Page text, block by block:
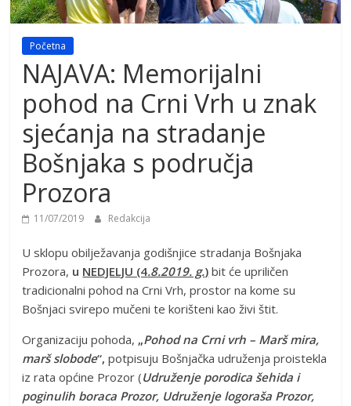
Početna
NAJAVA: Memorijalni
pohod na Crni Vrh u znak
sjećanja na stradanje
Bošnjaka s područja
Prozora
11/07/2019 Redakcija
U sklopu obilježavanja godišnjice stradanja Bošnjaka
Prozora, u NEDJELJU (4.8.2019. g.) bit će upriličen
tradicionalni pohod na Crni Vrh, prostor na kome su
Bošnjaci svirepo mučeni te korišteni kao živi štit.
Organizaciju pohoda, „Pohod na Crni vrh – Marš mira,
marš slobode“, potpisuju Bošnjačka udruženja proistekla
iz rata općine Prozor (Udruženje porodica šehida i
poginulih boraca Prozor, Udruženje logoraša Prozor,